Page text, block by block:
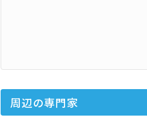
周辺の専門家